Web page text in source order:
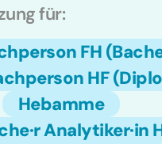
für:
FH
HF
Hebamme
Analytiker·in